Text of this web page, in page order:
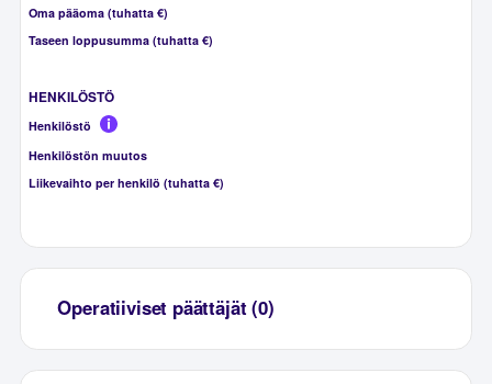
Oma pääoma (tuhatta €)
Taseen loppusumma (tuhatta €)
HENKILÖSTÖ
Henkilöstö
Henkilöstön muutos
Liikevaihto per henkilö (tuhatta €)
Operatiiviset päättäjät (0)